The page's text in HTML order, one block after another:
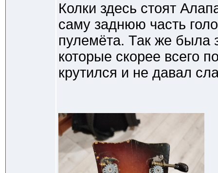
Колки здесь стоят
саму заднюю часть
пулемёта. Так же была
которые скорее всего
крутился и не давал